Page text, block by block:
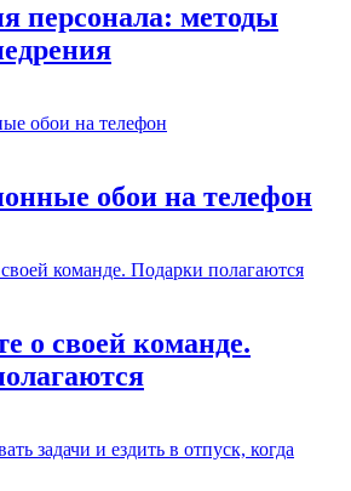
персонала: методы
обои на телефон
о своей команде.